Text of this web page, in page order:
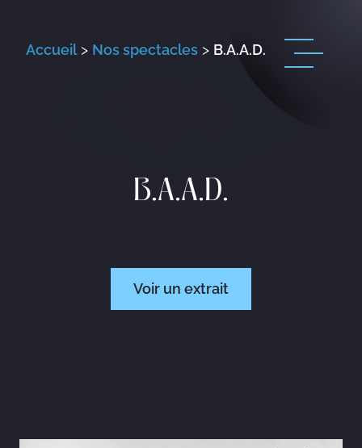
Accueil> Nos spectacles > B.A.A.D.
B.A.A.D.
Voir un extrait